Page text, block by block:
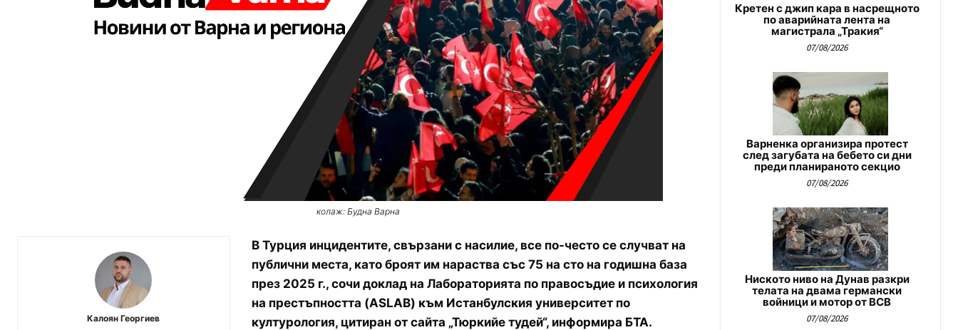
колаж: Будна Варна
Калоян Георгиев
В Турция инцидентите, свързани с насилие, все по-често се случват на
публични места, като броят им нараства със 75 на сто на годишна база
през 2025 г., сочи доклад на Лабораторията по правосъдие и психология
на престъпността (ASLAB) към Истанбулския университет по
културология, цитиран от сайта „Тюркийе тудей“, информира БТА.
Кретен с джип кара в насрещното
по аварийната лента на
магистрала „Тракия“
07/08/2026
Варненка организира протест
след загубата на бебето си дни
преди планираното секцио
07/08/2026
Ниското ниво на Дунав разкри
телата на двама германски
войници и мотор от ВСВ
07/08/2026